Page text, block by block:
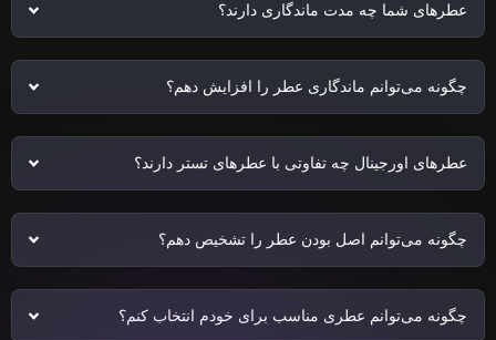
عطرهای شما چه مدت ماندگاری دارند؟
چگونه می‌توانم ماندگاری عطر را افزایش دهم؟
عطرهای اورجینال چه تفاوتی با عطرهای تستر دارند؟
چگونه می‌توانم اصل بودن عطر را تشخیص دهم؟
چگونه می‌توانم عطری مناسب برای خودم انتخاب کنم؟